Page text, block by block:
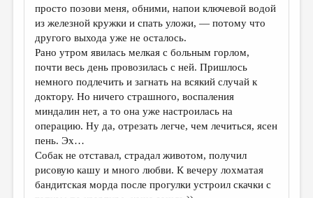
КУЛЬТУРОВЕДЕНИЕ
ПУБЛИЦИСТИКА
РЕЦЕНЗИРОВАНИЕ
ЦИКЛЫ ПУБЛИКАЦИЙ
ТРЕДИАКОВСКИЙ
МЕДИА
ВКОНТАКТЕ
просто позови меня, обними, напои ключевой водой
из железной кружки и спать уложи, — потому что
другого выхода уже не осталось.
Рано утром явилась мелкая с больным горлом,
почти весь день провозилась с ней. Пришлось
немного подлечить и загнать на всякий случай к
доктору. Но ничего страшного, воспаления
миндалин нет, а то она уже настроилась на
операцию. Ну да, отрезать легче, чем лечиться, ясен
пень. Эх…
Собак не отставал, страдал животом, получил
рисовую кашу и много любви. К вечеру лохматая
бандитская морда после прогулки устроил скачки с